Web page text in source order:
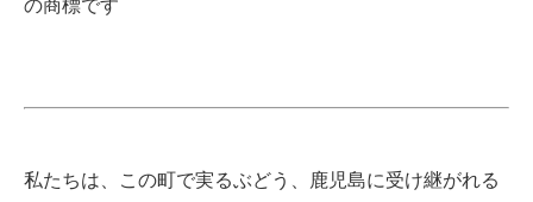
の商標です
私たちは、この町で実るぶどう、鹿児島に受け継がれる